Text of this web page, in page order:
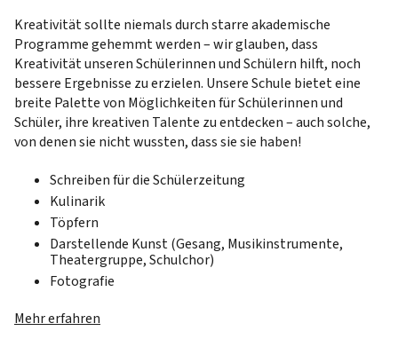
Kreativität sollte niemals durch starre akademische
Programme gehemmt werden – wir glauben, dass
Kreativität unseren Schülerinnen und Schülern hilft, noch
bessere Ergebnisse zu erzielen. Unsere Schule bietet eine
breite Palette von Möglichkeiten für Schülerinnen und
Schüler, ihre kreativen Talente zu entdecken – auch solche,
von denen sie nicht wussten, dass sie sie haben!
Schreiben für die Schülerzeitung
Kulinarik
Töpfern
Darstellende Kunst (Gesang, Musikinstrumente,
Theatergruppe, Schulchor)
Fotografie
Mehr erfahren